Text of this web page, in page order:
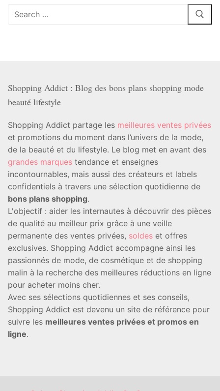
Rechercher
Shopping Addict : Blog des bons plans shopping mode
beauté lifestyle
Shopping Addict partage les meilleures ventes privées
et promotions du moment dans l’univers de la mode,
de la beauté et du lifestyle. Le blog met en avant des
grandes marques tendance et enseignes
incontournables, mais aussi des créateurs et labels
confidentiels à travers une sélection quotidienne de
bons plans shopping.
L'objectif : aider les internautes à découvrir des pièces
de qualité au meilleur prix grâce à une veille
permanente des ventes privées, soldes et offres
exclusives. Shopping Addict accompagne ainsi les
passionnés de mode, de cosmétique et de shopping
malin à la recherche des meilleures réductions en ligne
pour acheter moins cher.
Avec ses sélections quotidiennes et ses conseils,
Shopping Addict est devenu un site de référence pour
suivre les meilleures ventes privées et promos en
ligne.